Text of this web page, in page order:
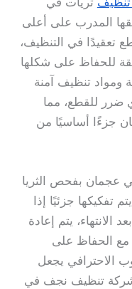
المدرب على أعلى
تعقيدًا في التنظيف،
للحفاظ على شكلها
ومواد تنظيف آمنة
ضرر للقطع، مما
جزءًا أساسيًا من
عجمان بفحص الثريا
تفكيكها جزئيًا إذا
يتم إعادة
مع الحفاظ على
الاحترافي يجعل
تنظيف نجف في